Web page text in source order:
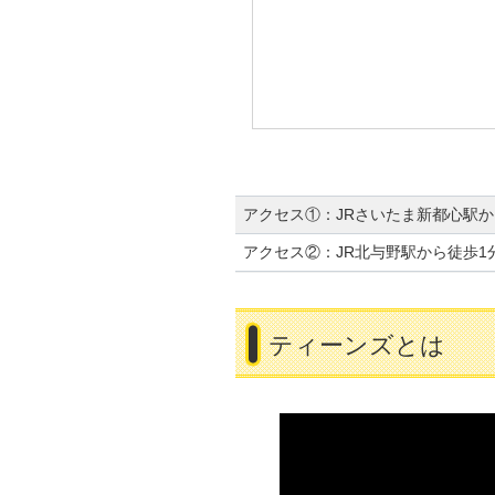
アクセス①：JRさいたま新都心駅
アクセス②：JR北与野駅から徒歩1
ティーンズとは